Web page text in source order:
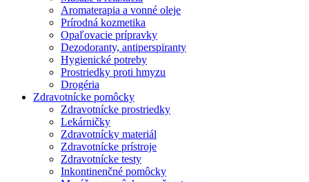
Aromaterapia a vonné oleje
Prírodná kozmetika
Opaľovacie prípravky
Dezodoranty, antiperspiranty
Hygienické potreby
Prostriedky proti hmyzu
Drogéria
Zdravotnícke pomôcky
Zdravotnícke prostriedky
Lekárničky
Zdravotnícky materiál
Zdravotnícke prístroje
Zdravotnícke testy
Inkontinenčné pomôcky